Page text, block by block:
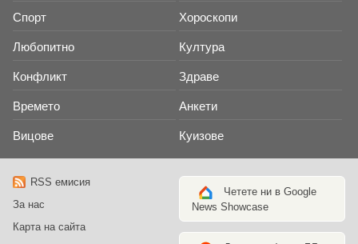
Спорт Хороскопи
Любопитно Култура
Конфликт Здраве
Времето Анкети
Вицове Куизове
RSS емисия
За нас
Карта на сайта
Четете ни в Google
News Showcase